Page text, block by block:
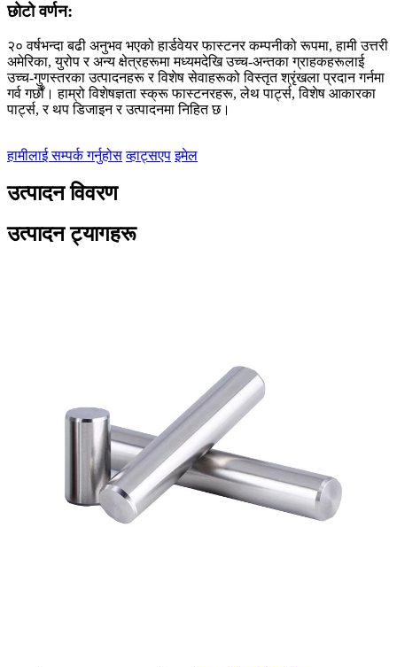
छोटो वर्णन:
२० वर्षभन्दा बढी अनुभव भएको हार्डवेयर फास्टनर कम्पनीको रूपमा, हामी उत्तरी
अमेरिका, युरोप र अन्य क्षेत्रहरूमा मध्यमदेखि उच्च-अन्तका ग्राहकहरूलाई
उच्च-गुणस्तरका उत्पादनहरू र विशेष सेवाहरूको विस्तृत श्रृंखला प्रदान गर्नमा
गर्व गर्छौं। हाम्रो विशेषज्ञता स्क्रू फास्टनरहरू, लेथ पार्ट्स, विशेष आकारका
पार्ट्स, र थप डिजाइन र उत्पादनमा निहित छ।
हामीलाई सम्पर्क गर्नुहोस व्हाट्सएप इमेल
उत्पादन विवरण
उत्पादन ट्यागहरू